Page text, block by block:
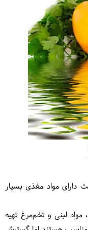
مواد مغذی بسیار
مواد لبنی و تخم‌مرغ تهیه